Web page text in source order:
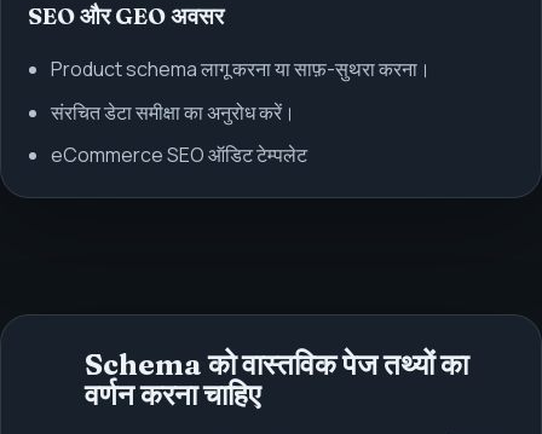
SEO और GEO अवसर
Product schema लागू करना या साफ़-सुथरा करना।
संरचित डेटा समीक्षा का अनुरोध करें।
eCommerce SEO ऑडिट टेम्पलेट
Schema को वास्तविक पेज तथ्यों का
वर्णन करना चाहिए